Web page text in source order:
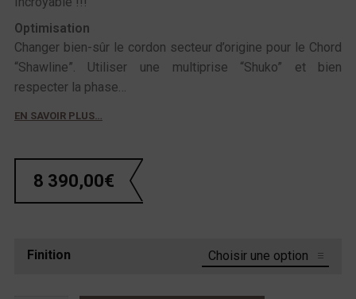
Optimisation
Changer bien-sûr le cordon secteur d’origine pour le Chord
“Shawline”. Utiliser une multiprise “Shuko” et bien
respecter la phase…
EN SAVOIR PLUS…
8 390,00€
Finition